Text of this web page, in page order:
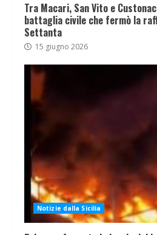
Tra Macari, San Vito e
battaglia civile che fermò la
Settanta
15 giugno 2026
Notizie dalla Sicilia